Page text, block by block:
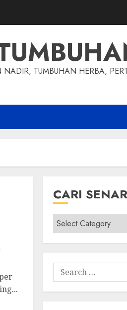
TUMBUHAN HERBA,
CARI
Cari
Senarai
Tumbuhan
Search
for: